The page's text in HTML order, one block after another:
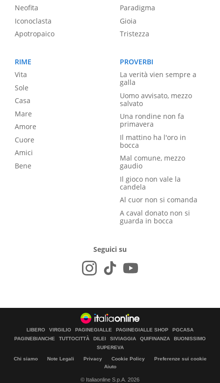
Neofita
Iconoclasta
Apotropaico
Paradigma
Gioia
Tristezza
RIME
Vita
Sole
Casa
Mare
Amore
Cuore
Amici
Bene
PROVERBI
La verità vien sempre a
galla
Uomo avvisato, mezzo
salvato
Una rondine non fa
primavera
Il mattino ha l'oro in
bocca
Mal comune, mezzo
gaudio
Il gioco non vale la
candela
Al cuor non si comanda
A caval donato non si
guarda in bocca
Seguici su
LIBERO VIRGILIO PAGINEGIALLE PAGINEGIALLE SHOP
PGCASA
PAGINEBIANCHE
TUTTOCITTÀ DILEI SIVIAGGIA QUIFINANZA
BUONISSIMO
SUPEREVA
Chi siamo Note Legali Privacy Cookie Policy
Preferenze sui cookie
Aiuto
© Italiaonline S.p.A. 2026